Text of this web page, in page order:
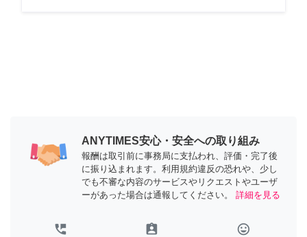
ANYTIMES安心・安全への取り組み
報酬は取引前に事務局に支払われ、評価・完了後
に振り込まれます。利用規約違反の恐れや、少し
でも不審な内容のサービスやリクエストやユーザ
ーがあった場合は通報してください。
詳細を見る
perm_phone_msg assignment_ind tag_faces